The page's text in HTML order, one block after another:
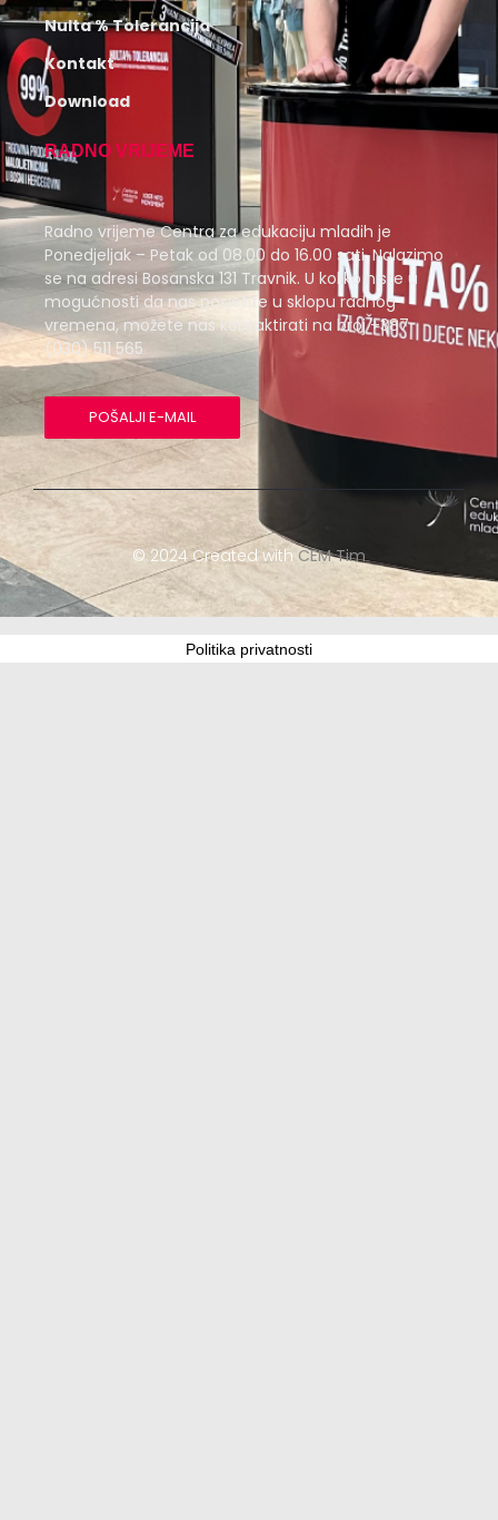
Nulta % Tolerancija
Kontakt
Download
RADNO VRIJEME
Radno vrijeme Centra za edukaciju mladih je
Ponedjeljak – Petak od 08.00 do 16.00 sati. Nalazimo
se na adresi Bosanska 131 Travnik. U koliko niste u
mogućnosti da nas posjetite u sklopu radnog
vremena, možete nas kontaktirati na broj +387
(030) 511 565
POŠALJI E-MAIL
© 2024 Created with CEM Tim
Politika privatnosti